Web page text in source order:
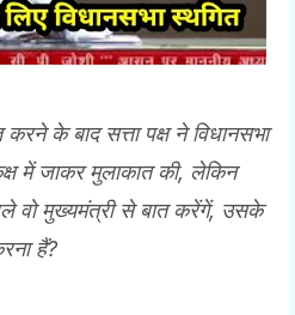
के बाद सत्ता पक्ष ने विधानसभा
में जाकर मुलाकात की, लेकिन
वो मुख्यमंत्री से बात करेंगें, उसके
हैं?